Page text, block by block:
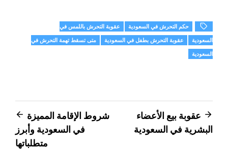
حكم التحرش في السعودية
عقوبة التحرش باللمس في
السعودية
عقوبة التحرش بطفل في السعودية
متى تسقط تهمة التحرش في
السعودية
تصفّح
المقالات
عقوبة بيع الأعضاء
البشرية في السعودية
شروط الإقامة المميزة
في السعودية وأبرز
متطلباتها